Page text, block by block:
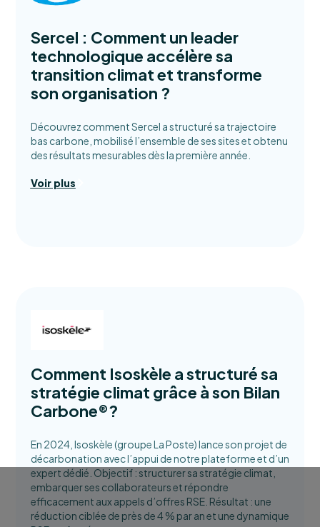
Sercel : Comment un leader
technologique accélère sa
transition climat et transforme
son organisation ?
Découvrez comment Sercel a structuré sa trajectoire
bas carbone, mobilisé l’ensemble de ses sites et obtenu
des résultats mesurables dès la première année.
Voir plus
Comment Isoskèle a structuré sa
stratégie climat grâce à son Bilan
Carbone®?
En 2024, Isoskèle (groupe La Poste) lance son projet de
décarbonation avec l’appui de notre plateforme et d’un
expert dédié. Objectif : structurer sa stratégie climat,
embarquer ses collaborateurs et répondre
efficacement aux appels d’offres RSE. Résultat : une
réduction ciblée de près de 4 % par an et une dynamique